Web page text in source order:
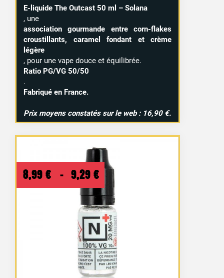
E-liquide The Outcast 50 ml – Solana
, une
association gourmande entre corn-flakes
croustillants, caramel fondant et crème
légère
, pour une vape douce et équilibrée.
Ratio PG/VG 50/50
.
Fabriqué en France.
Prix moyens constatés sur le web : 16,90 €.
8,99 € – 9,29 € Plage
de
prix :
8,99 €
à
9,29 €